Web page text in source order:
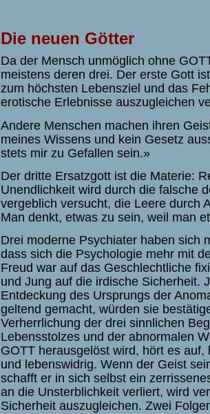
Die neuen Götter
Da der Mensch unmöglich ohne
meistens deren drei. Der erste Gott
zum höchsten Lebensziel und das
erotische Erlebnisse auszugleichen
Andere Menschen machen ihren
meines Wissens und kein Gesetz
stets mir zu Gefallen sein.»
Der dritte Ersatzgott ist die Materie:
Unendlichkeit wird durch die falsche
vergeblich versucht, die Leere durch
Man denkt, etwas zu sein, weil man
Drei moderne Psychiater haben sich
dass sich die Psychologie mehr mit
Freud war auf das Geschlechtliche
und Jung auf die irdische Sicherheit.
Entdeckung des Ursprungs der
geltend gemacht, würden sie
Verherrlichung der drei sinnlichen
Lebensstolzes und der abnormalen
GOTT herausgelöst wird, hört es
und lebenswidrig. Wenn der Geist
schafft er in sich selbst ein
an die Unsterblichkeit verliert, wird
Sicherheit auszugleichen. Zwei